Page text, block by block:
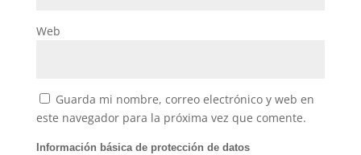
Web
Guarda mi nombre, correo electrónico y web en
este navegador para la próxima vez que comente.
Información básica de protección de datos